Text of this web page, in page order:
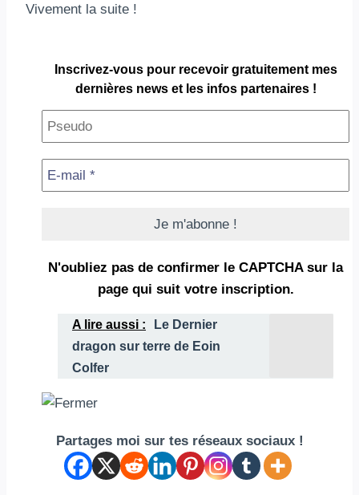
Vivement la suite !
Inscrivez-vous pour recevoir gratuitement mes
dernières news et les infos partenaires !
N'oubliez pas de confirmer le CAPTCHA sur la
page qui suit votre inscription.
A lire aussi :
Le Dernier
dragon sur terre de Eoin
Colfer
Partages moi sur tes réseaux sociaux !